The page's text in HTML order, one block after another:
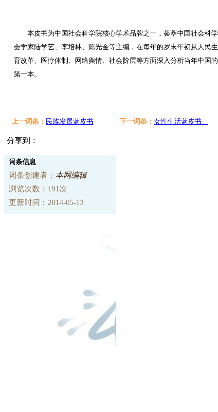
本皮书为中国社会科学院核心学术品牌之一，荟萃中国社会科
会学家陆学艺、李培林、陈光金等主编，在每年的岁末年初从人民
育改革、医疗体制、网络舆情、社会阶层等方面深入分析当年中国
第一本。
上一词条： 民族发展蓝皮书 下一词条： 女性生活蓝皮书
分享到：
词条信息
词条创建者： 本网编辑
浏览次数：191次
更新时间：2014-05-13